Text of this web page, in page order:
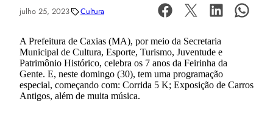
julho 25, 2023 Cultura
A Prefeitura de Caxias (MA), por meio da Secretaria
Municipal de Cultura, Esporte, Turismo, Juventude e
Patrimônio Histórico, celebra os 7 anos da Feirinha da
Gente. E, neste domingo (30), tem uma programação
especial, começando com: Corrida 5 K; Exposição de Carros
Antigos, além de muita música.